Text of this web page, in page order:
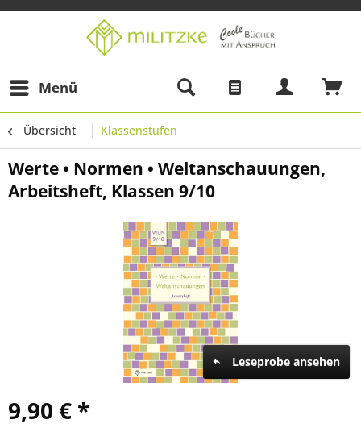
Menü
Übersicht Klassenstufen
Werte • Normen • Weltanschauungen,
Arbeitsheft, Klassen 9/10
Leseprobe ansehen
9,90 € *